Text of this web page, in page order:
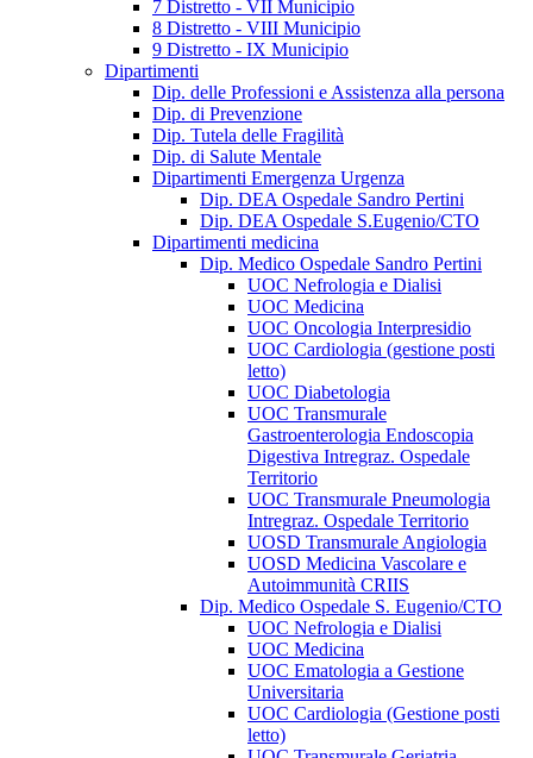
7 Distretto - VII Municipio
8 Distretto - VIII Municipio
9 Distretto - IX Municipio
Dipartimenti
Dip. delle Professioni e Assistenza alla persona
Dip. di Prevenzione
Dip. Tutela delle Fragilità
Dip. di Salute Mentale
Dipartimenti Emergenza Urgenza
Dip. DEA Ospedale Sandro Pertini
Dip. DEA Ospedale S.Eugenio/CTO
Dipartimenti medicina
Dip. Medico Ospedale Sandro Pertini
UOC Nefrologia e Dialisi
UOC Medicina
UOC Oncologia Interpresidio
UOC Cardiologia (gestione posti
letto)
UOC Diabetologia
UOC Transmurale
Gastroenterologia Endoscopia
Digestiva Intregraz. Ospedale
Territorio
UOC Transmurale Pneumologia
Intregraz. Ospedale Territorio
UOSD Transmurale Angiologia
UOSD Medicina Vascolare e
Autoimmunità CRIIS
Dip. Medico Ospedale S. Eugenio/CTO
UOC Nefrologia e Dialisi
UOC Medicina
UOC Ematologia a Gestione
Universitaria
UOC Cardiologia (Gestione posti
letto)